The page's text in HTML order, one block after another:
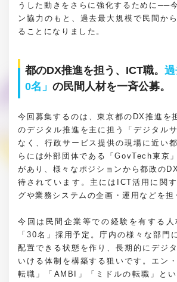
うした動きをさらに強化するために──
ン協力のもと、過去最大規模で民間か
ることになりました。
都のDX推進を担う、ICT職。
0名」 の民間人材を一斉公募。
今回募集するのは、東京都のDX推進を
のデジタル推進を主に担う「デジタル
なく、行政サービス提供の現場に近い
らには外部団体である「GovTech東京
があり、様々なポジションから都政の
待されています。主にはICT活用に関
グや業務システムの企画・運用などを担
今回は民間企業等での経験を有する
「30名」採用予定。庁内の様々な部門
配置できる状態を作り、長期的にデジ
いける体制を構築する狙いです。エン
転職」「AMBI」「ミドルの転職」と